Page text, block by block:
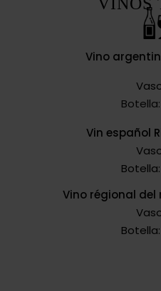
Vino
Vin español
Vino régional del